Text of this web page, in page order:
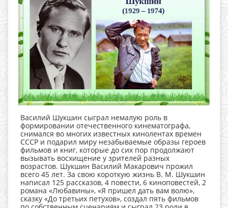
Василий Шукшин сыграл немалую роль в
формировании отечественного кинематографа,
снимался во многих известных кинолентах времен
СССР и подарил миру незабываемые образы героев
фильмов и книг, которые до сих пор продолжают
вызывать восхищение у зрителей разных
возрастов. Шукшин Василий Макарович прожил
всего 45 лет. За свою короткую жизнь В. М. Шукшин
написал 125 рассказов, 4 повести, 6 киноповестей, 2
романа «Любавины», «Я пришел дать вам волю»,
сказку «До третьих петухов», создал пять фильмов